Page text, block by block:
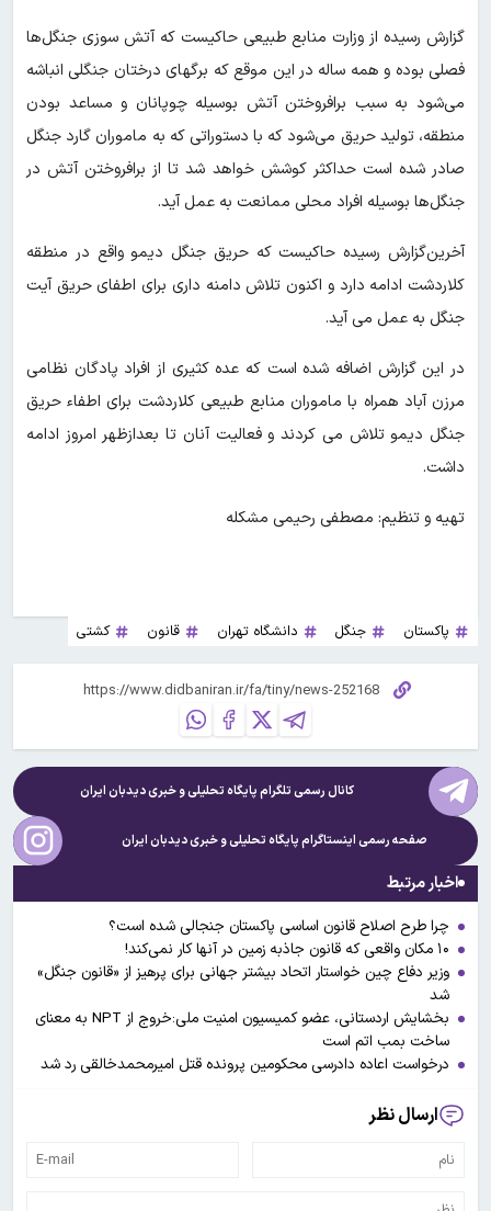
گزارش رسیده از وزارت منابع طبیعی حاکیست که آتش سوزی جنگل‌ها
فصلی بوده و همه ساله در این موقع که برگهای درختان جنگلی انباشه
می‌شود به سبب برافروختن آتش بوسیله چوپانان و مساعد بودن
منطقه، تولید حریق می‌شود که با دستوراتی که به ماموران گارد جنگل
صادر شده است حداکثر کوشش خواهد شد تا از برافروختن آتش در
جنگل‌ها بوسیله افراد محلی ممانعت به عمل آید.
آخرین‌گزارش رسیده حاکیست که حریق جنگل دیمو واقع در منطقه
کلاردشت ادامه دارد و اکنون تلاش دامنه داری برای اطفای حریق آیت
جنگل به عمل می آید.
در این‌ گزارش اضافه شده است که عده کثیری از افراد پادگان نظامی
مرزن آباد همراه با ماموران منابع طبیعی کلاردشت برای اطفاء حریق
جنگل دیمو تلاش می کردند و فعالیت آنان تا بعدازظهر امروز ادامه
داشت.
تهیه و تنظیم: مصطفی رحیمی مشکله
پاکستان جنگل دانشگاه تهران قانون کشتی
کانال رسمی تلگرام پایگاه تحلیلی و خبریدیدبان ایران
صفحه رسمی اینستاگرام پایگاه تحلیلی و خبریدیدبان ایران
اخبار مرتبط
چرا طرح اصلاح قانون اساسی پاکستان جنجالی شده است؟
۱۰ مکان واقعی که قانون جاذبه زمین در آنها کار نمی‌کند!
وزیر دفاع چین خواستار اتحاد بیشتر جهانی برای پرهیز از «قانون جنگل»
شد
بخشایش اردستانی، عضو کمیسیون امنیت ملی:خروج از NPT به معنای
ساخت بمب اتم است
درخواست اعاده دادرسی محکومین پرونده قتل امیرمحمدخالقی رد شد
ارسال نظر